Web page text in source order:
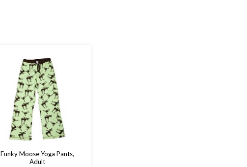
Funky Moose Yoga Pants,
Adult